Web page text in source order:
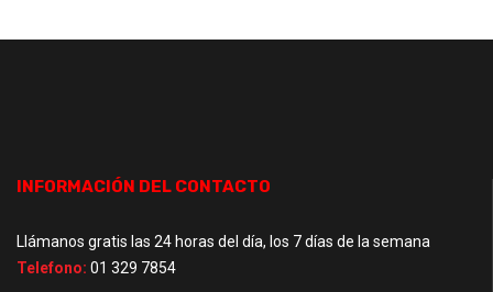
INFORMACIÓN DEL CONTACTO
Llámanos gratis las 24 horas del día, los 7 días de la semana
Telefono: 01 329 7854